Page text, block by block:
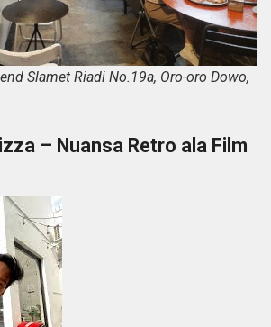
Slamet Riadi No.19a, Oro-oro Dowo,
– Nuansa Retro ala Film